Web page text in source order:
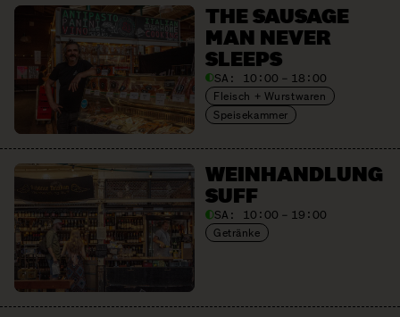
THE SAUSAGE
MAN NEVER
SLEEPS
SA: 10:00 – 18:00
Fleisch + Wurstwaren
Speisekammer
WEIN­HANDLUNG
SUFF
SA: 10:00 – 19:00
Getränke